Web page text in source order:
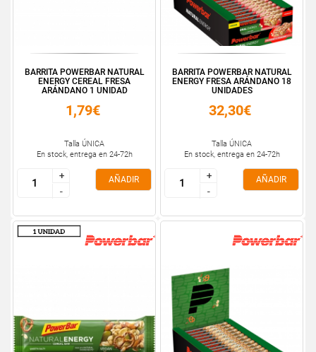
BARRITA POWERBAR NATURAL
ENERGY CEREAL FRESA
ARÁNDANO 1 UNIDAD
1,79€
Talla ÚNICA
En stock, entrega en 24-72h
+
-
+
-
AÑADIR
BARRITA POWERBAR NATURAL
ENERGY FRESA ARÁNDANO 18
UNIDADES
32,30€
Talla ÚNICA
En stock, entrega en 24-72h
+
-
+
-
AÑADIR